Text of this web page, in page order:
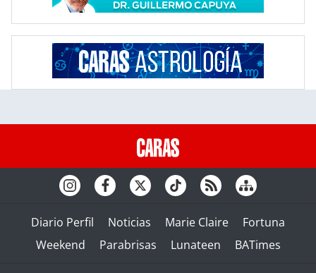
Diario Perfil Noticias Marie Claire
Fortuna
Weekend
Parabrisas Lunateen BATimes